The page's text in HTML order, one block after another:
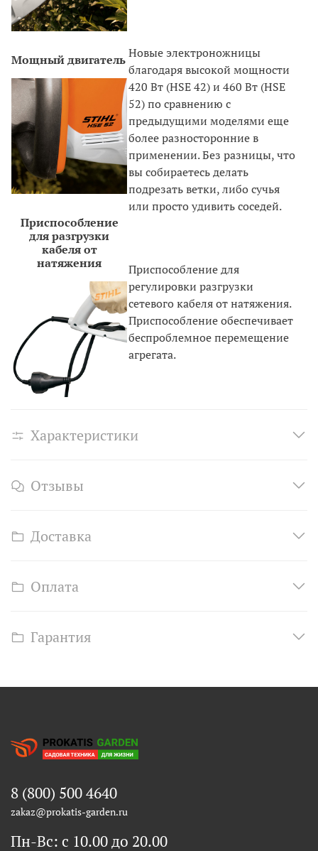
Мощный двигательНовые электроножницы
благодаря высокой мощности
420 Вт (HSE 42) и 460 Вт (HSE
52) по сравнению с
предыдущими моделями еще
более разносторонние в
применении. Без разницы, что
вы собираетесь делать
подрезать ветки, либо сучья
или просто удивить соседей.
Приспособление
для разгрузки
кабеля от
натяжения
Приспособление для
регулировки разгрузки
сетевого кабеля от натяжения.
Приспособление обеспечивает
беспроблемное перемещение
агрегата.
Характеристики
Отзывы
Доставка
Оплата
Гарантия
8 (800) 500 4640
zakaz@prokatis-garden.ru
Пн-Вс: с 10.00 до 20.00